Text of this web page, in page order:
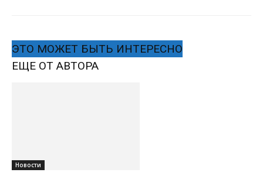
ЭТО МОЖЕТ БЫТЬ ИНТЕРЕСНО
ЕЩЕ ОТ АВТОРА
Новости